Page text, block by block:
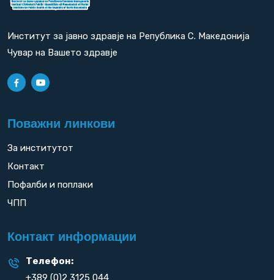
Институт за јавно здравје на Република С. Македонија
Чувар на Вашето здравје
Поважни линкови
За институтот
Контакт
Пофалби и поплаки
ЧПП
Контакт информации
Телефон:
+389 (0)2 3125 044